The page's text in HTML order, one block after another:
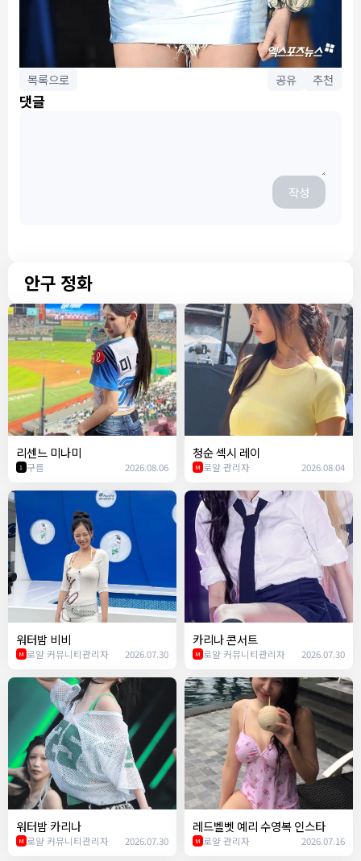
목록으로 공유 추천
댓글
작성
안구 정화
리센느 미나미
1 구름 2026.08.06
청순 섹시 레이
M 로얄 관리자 2026.08.04
워터밤 비비
M 로얄 커뮤니티관리자 2026.07.30
카리나 콘서트
M 로얄 커뮤니티관리자 2026.07.30
워터밤 카리나
M 로얄 커뮤니티관리자 2026.07.30
레드벨벳 예리 수영복 인스타
M 로얄 관리자 2026.07.16